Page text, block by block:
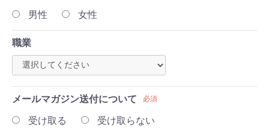
男性
女性
職業
メールマガジン送付について 必須
受け取る 受け取らない